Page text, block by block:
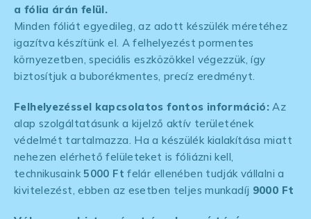
a fólia árán felül.
Minden fóliát egyedileg, az adott készülék méretéhez
igazítva készítünk el. A felhelyezést pormentes
környezetben, speciális eszközökkel végezzük, így
biztosítjuk a buborékmentes, precíz eredményt.
Felhelyezéssel kapcsolatos fontos információ:Az
alap szolgáltatásunk a kijelző aktív területének
védelmét tartalmazza. Ha a készülék kialakítása miatt
nehezen elérhető felületeket is fóliázni kell,
technikusaink 5000 Ft felár ellenében tudják vállalni a
kivitelezést, ebben az esetben teljes munkadíj 9000 Ft